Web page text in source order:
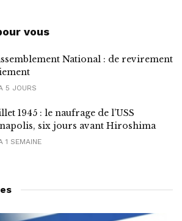
vous
National : de revirement
5 JOURS
1945 : le naufrage de l’USS
six jours avant Hiroshima
1 SEMAINE